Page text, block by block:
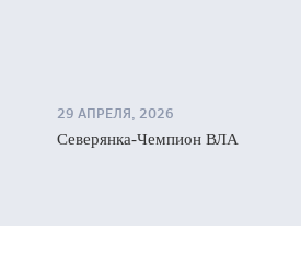
29 АПРЕЛЯ, 2026
Северянка-Чемпион ВЛА